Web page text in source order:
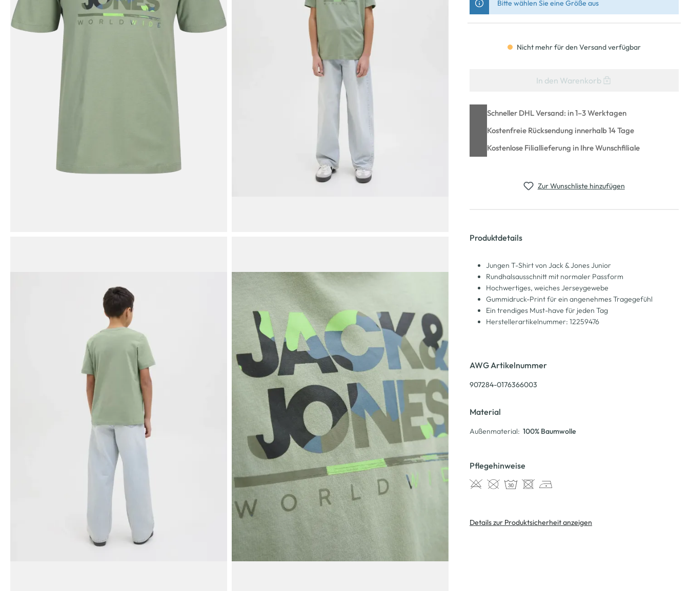
Bitte wählen Sie eine Größe aus
Nicht mehr für den Versand verfügbar
In den Warenkorb
Schneller DHL Versand: in 1–3 Werktagen
Kostenfreie Rücksendung innerhalb 14 Tage
Kostenlose Filiallieferung in Ihre Wunschfiliale
Zur Wunschliste hinzufügen
Produktdetails
Jungen T-Shirt von Jack & Jones Junior
Rundhalsausschnitt mit normaler Passform
Hochwertiges, weiches Jerseygewebe
Gummidruck-Print für ein angenehmes Tragegefühl
Ein trendiges Must-have für jeden Tag
Herstellerartikelnummer: 12259476
AWG Artikelnummer
907284-0176366003
Material
Außenmaterial: 100% Baumwolle
Pflegehinweise
Details zur Produktsicherheit anzeigen